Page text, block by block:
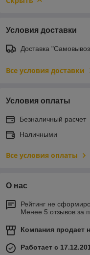
Условия доставки
Доставка
Все условия доставки
Условия оплаты
Безналичный расчет
Наличными
Все условия оплаты
О нас
Рейтинг не
Менее 5 отзывов за
Компания продает
Работает с